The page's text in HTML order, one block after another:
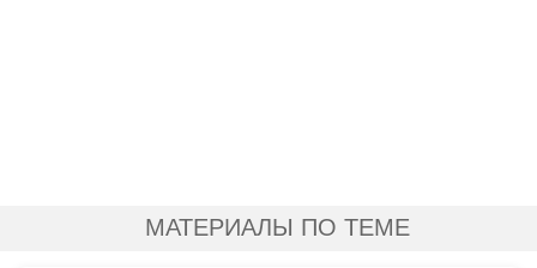
МАТЕРИАЛЫ ПО ТЕМЕ